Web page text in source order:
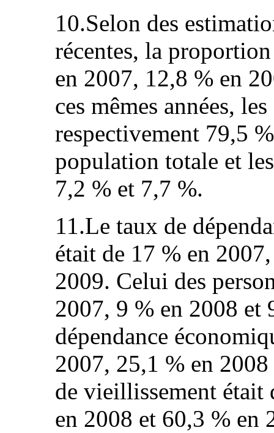
10.Selon des
récentes, la
en 2007, 12,8 % en
ces mêmes années,
respectivement 79,5
population totale et
7,2 % et 7,7 %.
11.Le taux de
était de 17 % en
2009. Celui des
2007, 9 % en 2008 et
dépendance
2007, 25,1 % en
de vieillissement était
en 2008 et 60,3 % en